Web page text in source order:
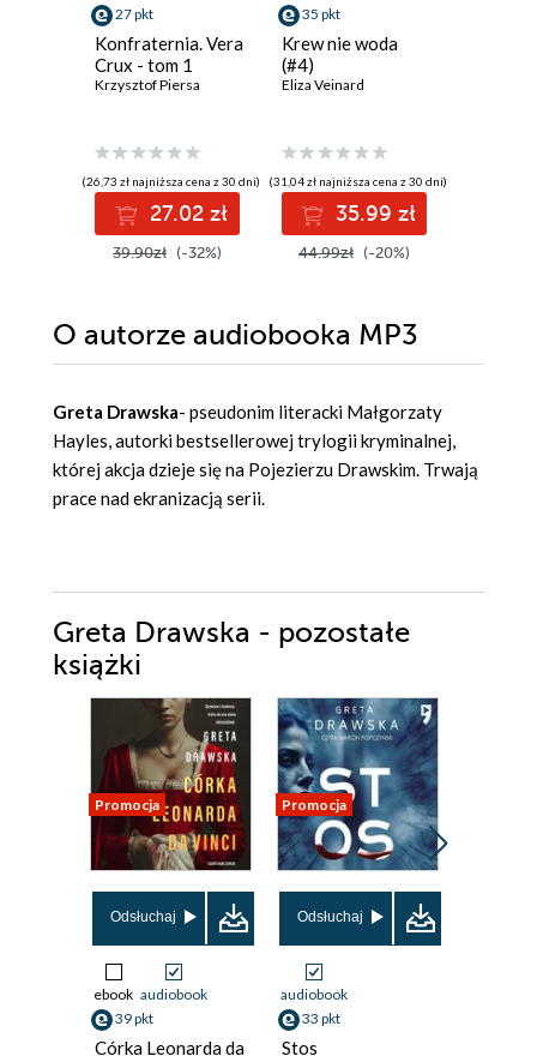
27 pkt
Konfraternia. Vera
Crux - tom 1
Krzysztof Piersa
(26,73 zł najniższa cena z 30 dni)
27.02 zł
39.90zł (-32%)
35 pkt
Krew nie woda
(#4)
Eliza Veinard
(31,04 zł najniższa cena z 30 dni)
35.99 zł
44.99zł (-20%)
O autorze audiobooka MP3
Greta Drawska- pseudonim literacki Małgorzaty
Hayles, autorki bestsellerowej trylogii kryminalnej,
której akcja dzieje się na Pojezierzu Drawskim. Trwają
prace nad ekranizacją serii.
Greta Drawska - pozostałe
książki
Promocja
Odsłuchaj
ebook audiobook
39 pkt
Córka Leonarda da
Promocja
Odsłuchaj
audiobook
33 pkt
Stos